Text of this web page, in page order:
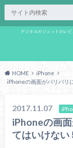
デジタルガジェットのレ
HOME
iPhone
iPhoneの画面がバリバリ
2017.11.07
iPhoneの画
てはいけない